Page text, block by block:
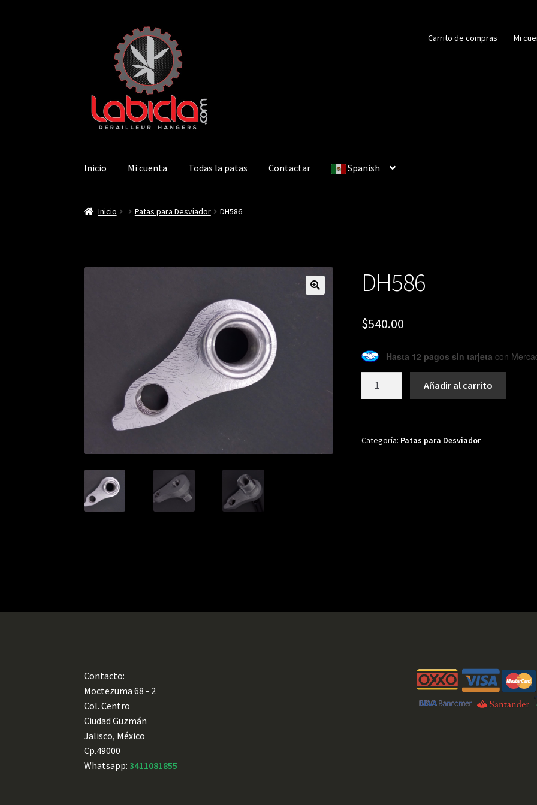
navegación
contenido
Carrito de compras Mi
Inicio Mi cuenta Todas la patas Contactar Spanish
Inicio Patas para Desviador DH586
DH586
$540.00
Hasta 12 pagos sin tarjeta con
Añadir al carrito
Categoría: Patas para Desviador
Contacto:
Moctezuma 68 - 2
Col. Centro
Ciudad Guzmán
Jalisco, México
Cp.49000
Whatsapp:3411081855